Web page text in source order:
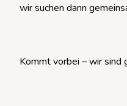
wir suchen dann
Kommt vorbei – wir sind